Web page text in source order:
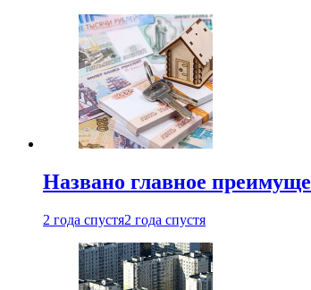
Названо главное
2 года спустя2 года спустя